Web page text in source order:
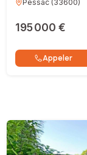
Pessac(33600)
195 000 €
Appeler